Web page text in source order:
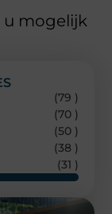
u mogelijk
(79 )
(70 )
(50 )
(38 )
(31 )